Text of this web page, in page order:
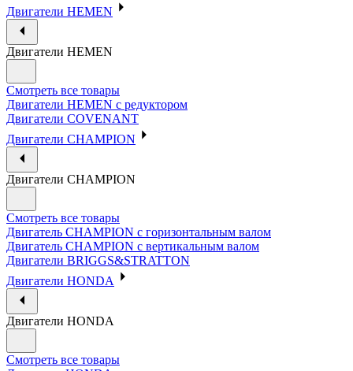
Двигатели HEMEN
Двигатели HEMEN
Смотреть все товары
Двигатели HEMEN с редуктором
Двигатели COVENANT
Двигатели CHAMPION
Двигатели CHAMPION
Смотреть все товары
Двигатель CHAMPION с горизонтальным валом
Двигатель CHAMPION с вертикальным валом
Двигатели BRIGGS&STRATTON
Двигатели HONDA
Двигатели HONDA
Смотреть все товары